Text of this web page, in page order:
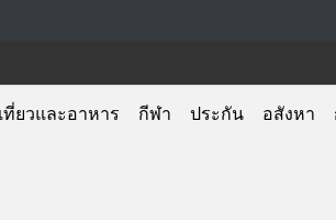
ที่ยวและอาหาร กีฬา ประกัน อสังหา